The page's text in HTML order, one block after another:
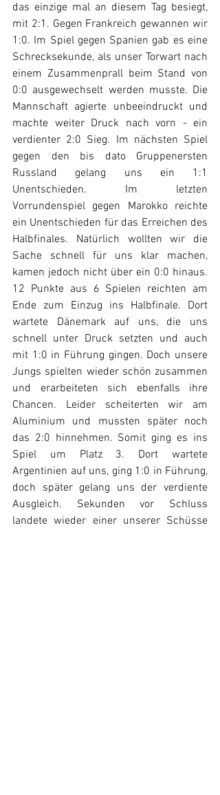
das einzige mal an diesem Tag besiegt,
mit 2:1. Gegen Frankreich gewannen wir
1:0. Im Spiel gegen Spanien gab es eine
Schrecksekunde, als unser Torwart nach
einem Zusammenprall beim Stand von
0:0 ausgewechselt werden musste. Die
Mannschaft agierte unbeeindruckt und
machte weiter Druck nach vorn - ein
verdienter 2:0 Sieg. Im nächsten Spiel
gegen den bis dato Gruppenersten
Russland gelang uns ein 1:1
Unentschieden. Im letzten
Vorrundenspiel gegen Marokko reichte
ein Unentschieden für das Erreichen des
Halbfinales. Natürlich wollten wir die
Sache schnell für uns klar machen,
kamen jedoch nicht über ein 0:0 hinaus.
12 Punkte aus 6 Spielen reichten am
Ende zum Einzug ins Halbfinale. Dort
wartete Dänemark auf uns, die uns
schnell unter Druck setzten und auch
mit 1:0 in Führung gingen. Doch unsere
Jungs spielten wieder schön zusammen
und erarbeiteten sich ebenfalls ihre
Chancen. Leider scheiterten wir am
Aluminium und mussten später noch
das 2:0 hinnehmen. Somit ging es ins
Spiel um Platz 3. Dort wartete
Argentinien auf uns, ging 1:0 in Führung,
doch später gelang uns der verdiente
Ausgleich. Sekunden vor Schluss
landete wieder einer unserer Schüsse